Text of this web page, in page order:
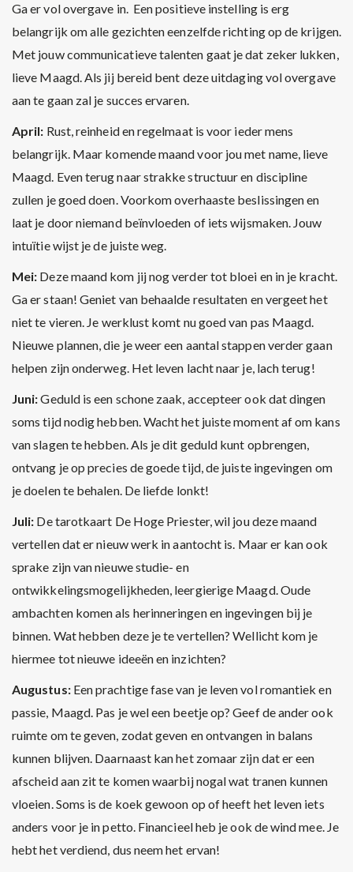
Ga er vol overgave in. Een positieve instelling is erg
belangrijk om alle gezichten eenzelfde richting op de krijgen.
Met jouw communicatieve talenten gaat je dat zeker lukken,
lieve Maagd. Als jij bereid bent deze uitdaging vol overgave
aan te gaan zal je succes ervaren.
April: Rust, reinheid en regelmaat is voor ieder mens
belangrijk. Maar komende maand voor jou met name, lieve
Maagd. Even terug naar strakke structuur en discipline
zullen je goed doen. Voorkom overhaaste beslissingen en
laat je door niemand beïnvloeden of iets wijsmaken. Jouw
intuïtie wijst je de juiste weg.
Mei: Deze maand kom jij nog verder tot bloei en in je kracht.
Ga er staan! Geniet van behaalde resultaten en vergeet het
niet te vieren. Je werklust komt nu goed van pas Maagd.
Nieuwe plannen, die je weer een aantal stappen verder gaan
helpen zijn onderweg. Het leven lacht naar je, lach terug!
Juni:Geduld is een schone zaak, accepteer ook dat dingen
soms tijd nodig hebben. Wacht het juiste moment af om kans
van slagen te hebben. Als je dit geduld kunt opbrengen,
ontvang je op precies de goede tijd, de juiste ingevingen om
je doelen te behalen. De liefde lonkt!
Juli: De tarotkaart De Hoge Priester, wil jou deze maand
vertellen dat er nieuw werk in aantocht is. Maar er kan ook
sprake zijn van nieuwe studie- en
ontwikkelingsmogelijkheden, leergierige Maagd. Oude
ambachten komen als herinneringen en ingevingen bij je
binnen. Wat hebben deze je te vertellen? Wellicht kom je
hiermee tot nieuwe ideeën en inzichten?
Augustus: Een prachtige fase van je leven vol romantiek en
passie, Maagd. Pas je wel een beetje op? Geef de ander ook
ruimte om te geven, zodat geven en ontvangen in balans
kunnen blijven. Daarnaast kan het zomaar zijn dat er een
afscheid aan zit te komen waarbij nogal wat tranen kunnen
vloeien. Soms is de koek gewoon op of heeft het leven iets
anders voor je in petto. Financieel heb je ook de wind mee. Je
hebt het verdiend, dus neem het ervan!